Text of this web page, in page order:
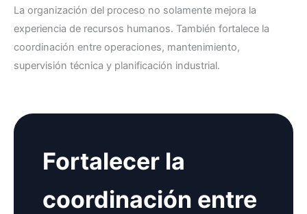
La organización del proceso no solamente mejora la
experiencia de recursos humanos. También fortalece la
coordinación entre operaciones, mantenimiento,
supervisión técnica y planificación industrial.
Fortalecer la
coordinación entre